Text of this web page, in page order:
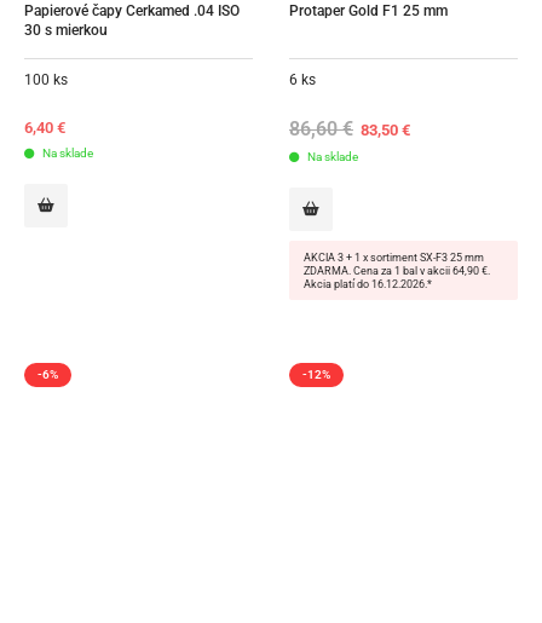
Papierové čapy Cerkamed .04 ISO
30 s mierkou
100 ks
6,40 €
Na sklade
Protaper Gold F1 25 mm
6 ks
86,60€ Original
price
83,50€Current
price
Na sklade
AKCIA 3 + 1 x sortiment SX-F3 25 mm
ZDARMA. Cena za 1 bal v akcii 64,90 €.
Akcia platí do 16.12.2026.*
-6% -12%